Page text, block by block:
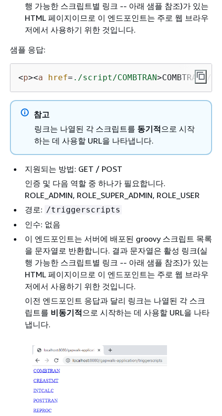
행 가능한 스크립트별 링크 -- 아래 샘플 참조)가 있는
HTML 페이지이므로 이 엔드포인트는 주로 웹 브라우
저에서 사용하기 위한 것입니다.
샘플 응답:
<p><a href= ./script/COMBTRAN>COMBTRAN</
참고
링크는 나열된 각 스크립트를 동기적으로 시작
하는 데 사용할 URL을 나타냅니다.
지원되는 방법: GET / POST
인증 및 다음 역할 중 하나가 필요합니다.
ROLE_ADMIN, ROLE_SUPER_ADMIN, ROLE_USER
경로: /triggerscripts
인수: 없음
이 엔드포인트는 서버에 배포된 groovy 스크립트 목록
을 문자열로 반환합니다. 결과 문자열은 활성 링크(실
행 가능한 스크립트별 링크 -- 아래 샘플 참조)가 있는
HTML 페이지이므로 이 엔드포인트는 주로 웹 브라우
저에서 사용하기 위한 것입니다.
이전 엔드포인트 응답과 달리 링크는 나열된 각 스크
립트를 비동기적으로 시작하는 데 사용할 URL을 나타
냅니다.